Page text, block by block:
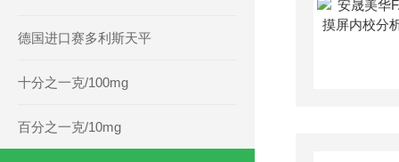
德国进口赛多利斯天平
十分之一克/100mg
百分之一克/10mg